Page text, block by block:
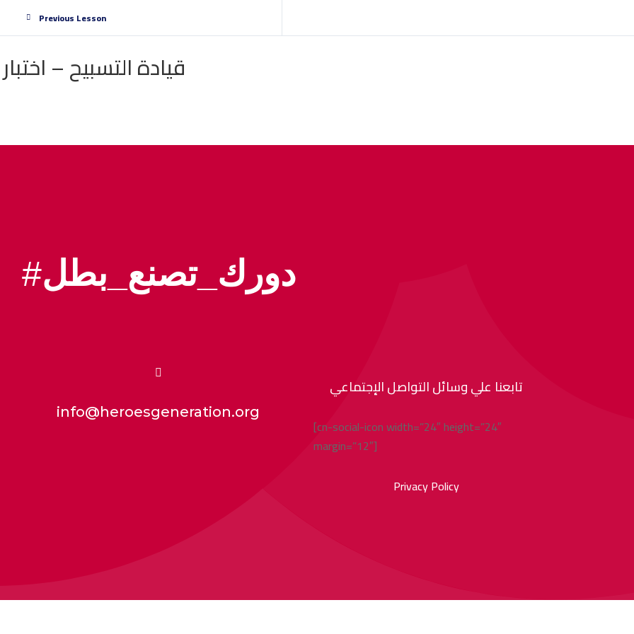
Previous Lesson
قيادة التسبيح – اختبار ٢
#دورك_تصنع_بطل

info@heroesgeneration.org
تابعنا علي وسائل التواصل الإجتماعي
[cn-social-icon width=”24″ height=”24″
margin=”12″]
Privacy Policy